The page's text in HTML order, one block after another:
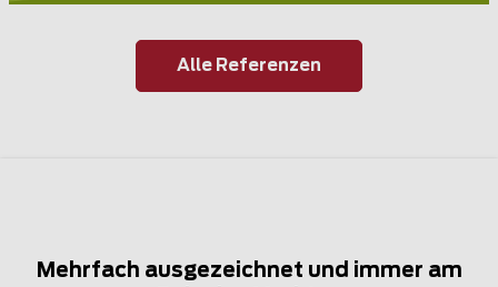
Alle Referenzen
Mehrfach ausgezeichnet und immer am